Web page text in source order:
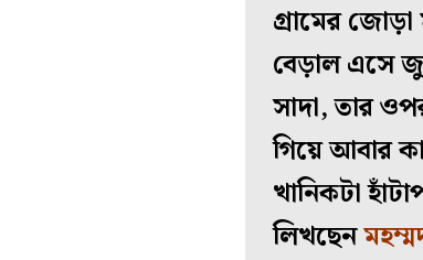
গ্রামের
বেড়াল এসে
সাদা, তার
গিয়ে আবার
খানিকটা
লিখছেন